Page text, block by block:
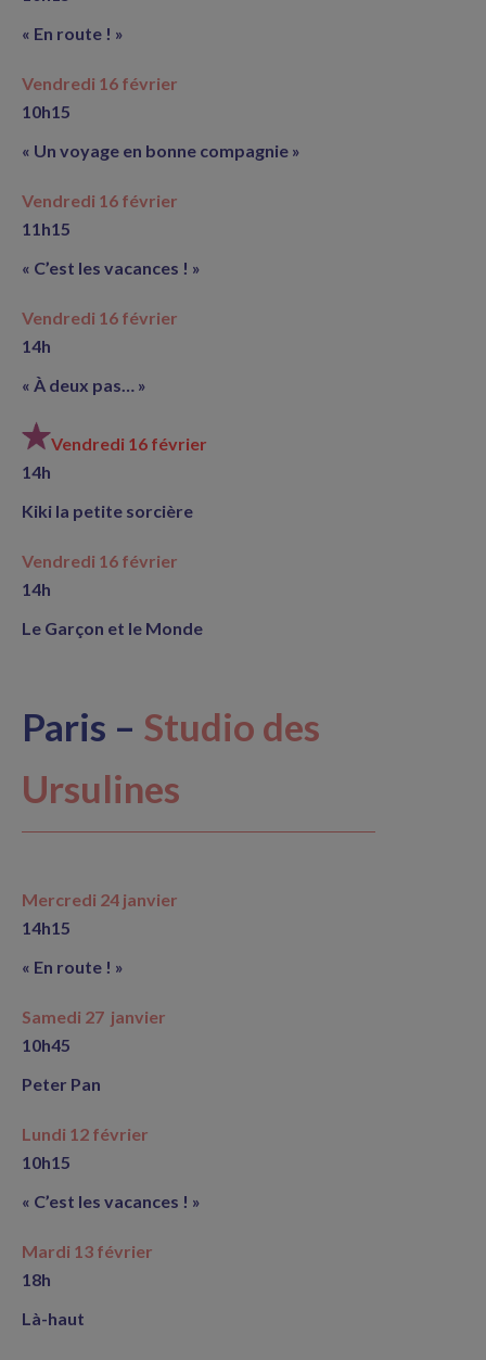
« En route ! »
Vendredi 16 février
10h15
« Un voyage en bonne compagnie »
Vendredi 16 février
11h15
« C’est les vacances ! »
Vendredi 16 février
14h
« À deux pas… »
Vendredi 16 février
14h
Kiki la petite sorcière
Vendredi 16 février
14h
Le Garçon et le Monde
Paris – Studio des
Ursulines
Mercredi 24 janvier
14h15
« En route ! »
Samedi 27 janvier
10h45
Peter Pan
Lundi 12 février
10h15
« C’est les vacances ! »
Mardi 13 février
18h
Là-haut